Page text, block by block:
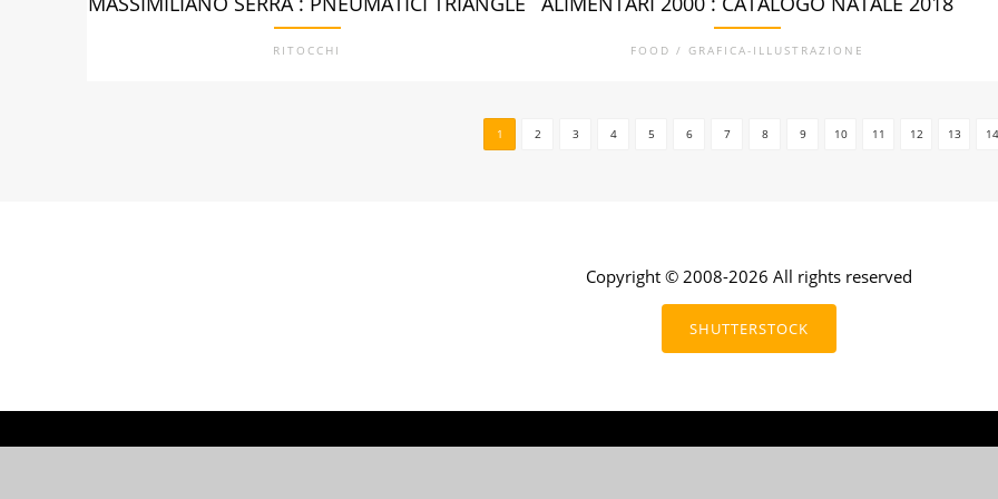
RITOCCHI FOOD / GRAFICA-ILLUSTRAZIONE
1 2 3 4 5 6 7 8 9 10 11 12 13 14
Copyright © 2008-2026 All rights reserved
SHUTTERSTOCK